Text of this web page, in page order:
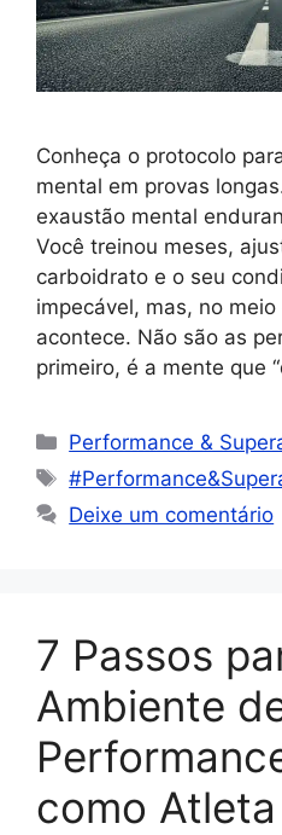
Conheça o protocolo
mental em provas
exaustão mental
Você treinou meses,
carboidrato e o seu
impecável, mas, no
acontece. Não são as
primeiro, é a mente que
Performance &
Deixe um comentário
7 Passos
Ambiente
como Atleta